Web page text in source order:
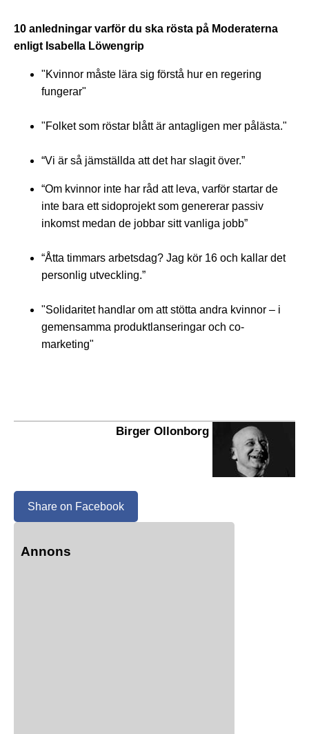
10 anledningar varför du ska rösta på Moderaterna
enligt Isabella Löwengrip
"Kvinnor måste lära sig förstå hur en regering
fungerar"
"Folket som röstar blått är antagligen mer pålästa."
“Vi är så jämställda att det har slagit över.”
“Om kvinnor inte har råd att leva, varför startar de
inte bara ett sidoprojekt som genererar passiv
inkomst medan de jobbar sitt vanliga jobb”
“Åtta timmars arbetsdag? Jag kör 16 och kallar det
personlig utveckling.”
"Solidaritet handlar om att stötta andra kvinnor – i
gemensamma produktlanseringar och co-
marketing"
Birger Ollonborg
Share on Facebook
Annons